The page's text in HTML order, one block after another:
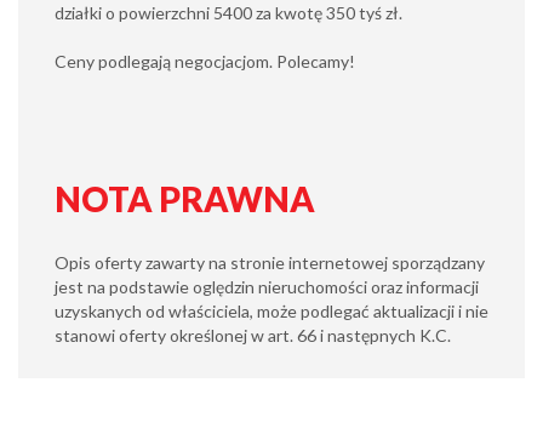
działki o powierzchni 5400 za kwotę 350 tyś zł.
Ceny podlegają negocjacjom. Polecamy!
NOTA PRAWNA
Opis oferty zawarty na stronie internetowej sporządzany
jest na podstawie oględzin nieruchomości oraz informacji
uzyskanych od właściciela, może podlegać aktualizacji i nie
stanowi oferty określonej w art. 66 i następnych K.C.